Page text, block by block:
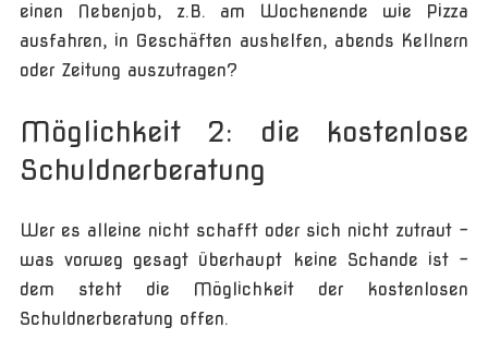
einen Nebenjob, z.B. am Wochenende wie Pizza
ausfahren, in Geschäften aushelfen, abends Kellnern
oder Zeitung auszutragen?
Möglichkeit 2: die kostenlose
Schuldnerberatung
Wer es alleine nicht schafft oder sich nicht zutraut –
was vorweg gesagt überhaupt keine Schande ist –
dem steht die Möglichkeit der kostenlosen
Schuldnerberatung offen.